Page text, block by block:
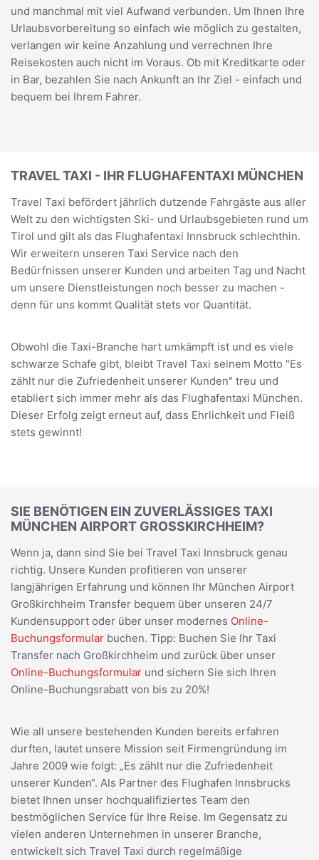
und manchmal mit viel Aufwand verbunden. Um Ihnen Ihre
Urlaubsvorbereitung so einfach wie möglich zu gestalten,
verlangen wir keine Anzahlung und verrechnen Ihre
Reisekosten auch nicht im Voraus. Ob mit Kreditkarte oder
in Bar, bezahlen Sie nach Ankunft an Ihr Ziel - einfach und
bequem bei Ihrem Fahrer.
TRAVEL TAXI - IHR FLUGHAFENTAXI MÜNCHEN
Travel Taxi befördert jährlich dutzende Fahrgäste aus aller
Welt zu den wichtigsten Ski- und Urlaubsgebieten rund um
Tirol und gilt als das Flughafentaxi Innsbruck schlechthin.
Wir erweitern unseren Taxi Service nach den
Bedürfnissen unserer Kunden und arbeiten Tag und Nacht
um unsere Dienstleistungen noch besser zu machen -
denn für uns kommt Qualität stets vor Quantität.
Obwohl die Taxi-Branche hart umkämpft ist und es viele
schwarze Schafe gibt, bleibt Travel Taxi seinem Motto "Es
zählt nur die Zufriedenheit unserer Kunden" treu und
etabliert sich immer mehr als das Flughafentaxi München.
Dieser Erfolg zeigt erneut auf, dass Ehrlichkeit und Fleiß
stets gewinnt!
SIE BENÖTIGEN EIN ZUVERLÄSSIGES TAXI
MÜNCHEN AIRPORT GROSSKIRCHHEIM?
Wenn ja, dann sind Sie bei Travel Taxi Innsbruck genau
richtig. Unsere Kunden profitieren von unserer
langjährigen Erfahrung und können Ihr München Airport
Großkirchheim Transfer bequem über unseren 24/7
Kundensupport oder über unser modernes Online-
Buchungsformular buchen. Tipp: Buchen Sie Ihr Taxi
Transfer nach Großkirchheim und zurück über unser
Online-Buchungsformular und sichern Sie sich Ihren
Online-Buchungsrabatt von bis zu 20%!
Wie all unsere bestehenden Kunden bereits erfahren
durften, lautet unsere Mission seit Firmengründung im
Jahre 2009 wie folgt: „Es zählt nur die Zufriedenheit
unserer Kunden“. Als Partner des Flughafen Innsbrucks
bietet Ihnen unser hochqualifiziertes Team den
bestmöglichen Service für Ihre Reise. Im Gegensatz zu
vielen anderen Unternehmen in unserer Branche,
entwickelt sich Travel Taxi durch regelmäßige